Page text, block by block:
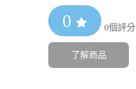
0 0個評分
了解商品